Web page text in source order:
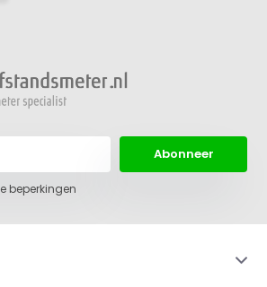
Abonneer
beperkingen